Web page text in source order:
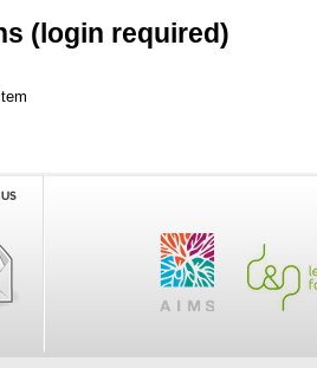
(login required)